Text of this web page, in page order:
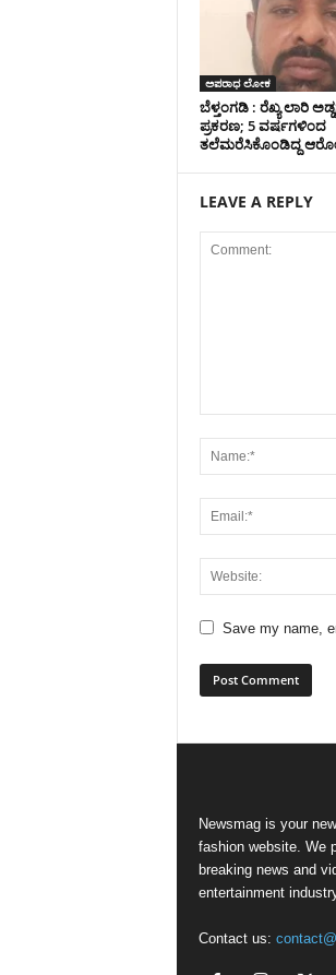
ಅಪರಾಧ ಲೋಕ
ಬೆಳ್ತಂಗಡಿ : ರೆಖ್ಯ ಲಾರಿ
ಪ್ರಕರಣ; 5 ವರ್ಷಗಳಿಂದ
ತಲೆಮರೆಸಿಕೊಂಡಿದ್ದ
LEAVE A REPLY
Save my name,
Newsmag is your
fashion website. We
breaking news and
entertainment
Contact us: